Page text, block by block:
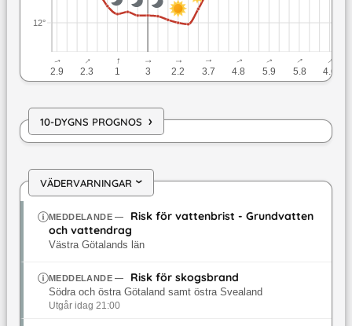
12°
↓
2.9
↓
2.3
↓
1
↓
3
↓
2.2
↓
3.7
↓
4.8
↓
5.9
↓
5.8
↓
4.6
10-DYGNS PROGNOS ›
VÄDERVARNINGAR›
MEDDELANDE—
Risk för vattenbrist - Grundvatten
och vattendrag
Västra Götalands län
MEDDELANDE— Risk för skogsbrand
Södra och östra Götaland samt östra Svealand
Utgår idag 21:00